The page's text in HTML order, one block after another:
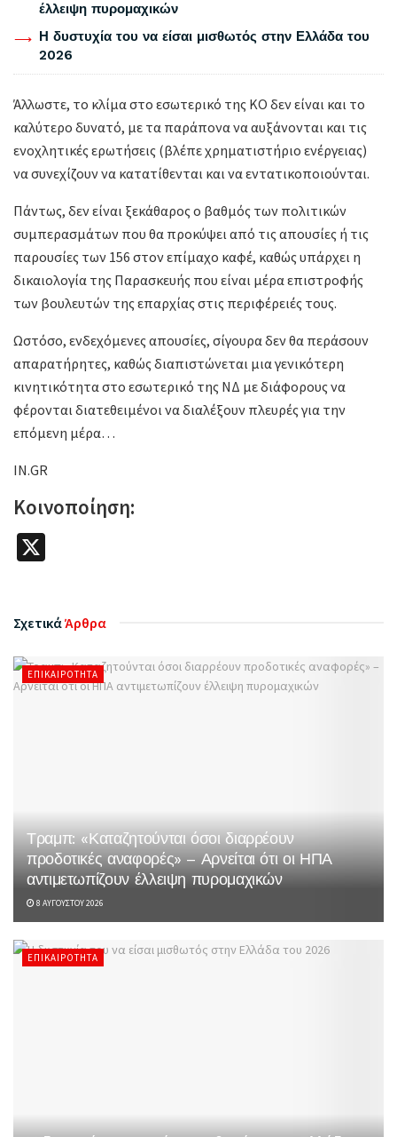
έλλειψη πυρομαχικών
Η δυστυχία του να είσαι μισθωτός στην Ελλάδα του
2026
Άλλωστε, το κλίμα στο εσωτερικό της ΚΟ δεν είναι και το
καλύτερο δυνατό, με τα παράπονα να αυξάνονται και τις
ενοχλητικές ερωτήσεις (βλέπε χρηματιστήριο ενέργειας)
να συνεχίζουν να κατατίθενται και να εντατικοποιούνται.
Πάντως, δεν είναι ξεκάθαρος ο βαθμός των πολιτικών
συμπερασμάτων που θα προκύψει από τις απουσίες ή τις
παρουσίες των 156 στον επίμαχο καφέ, καθώς υπάρχει η
δικαιολογία της Παρασκευής που είναι μέρα επιστροφής
των βουλευτών της επαρχίας στις περιφέρειές τους.
Ωστόσο, ενδεχόμενες απουσίες, σίγουρα δεν θα περάσουν
απαρατήρητες, καθώς διαπιστώνεται μια γενικότερη
κινητικότητα στο εσωτερικό της ΝΔ με διάφορους να
φέρονται διατεθειμένοι να διαλέξουν πλευρές για την
επόμενη μέρα…
IN.GR
Κοινοποίηση:
ΣχετικάΆρθρα
ΕΠΙΚΑΙΡΌΤΗΤΑ
Τραμπ: «Καταζητούνται όσοι διαρρέουν
προδοτικές αναφορές» – Αρνείται ότι οι ΗΠΑ
αντιμετωπίζουν έλλειψη πυρομαχικών
8 ΑΥΓΟΎΣΤΟΥ 2026
ΕΠΙΚΑΙΡΌΤΗΤΑ